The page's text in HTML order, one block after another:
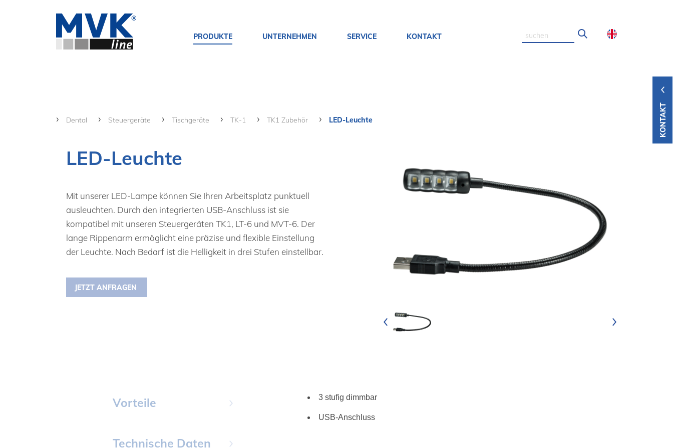
PRODUKTE UNTERNEHMEN SERVICE KONTAKT
Dental Steuergeräte Tischgeräte TK-1 TK1 Zubehör LED-Leuchte
LED-Leuchte
Mit unserer LED-Lampe können Sie Ihren Arbeitsplatz punktuell
ausleuchten. Durch den integrierten USB-Anschluss ist sie
kompatibel mit unseren Steuergeräten TK1, LT-6 und MVT-6. Der
lange Rippenarm ermöglicht eine präzise und flexible Einstellung
der Leuchte. Nach Bedarf ist die Helligkeit in drei Stufen einstellbar.
JETZT ANFRAGEN
Vorteile
Technische Daten
3 stufig dimmbar
USB-Anschluss
KONTAKT